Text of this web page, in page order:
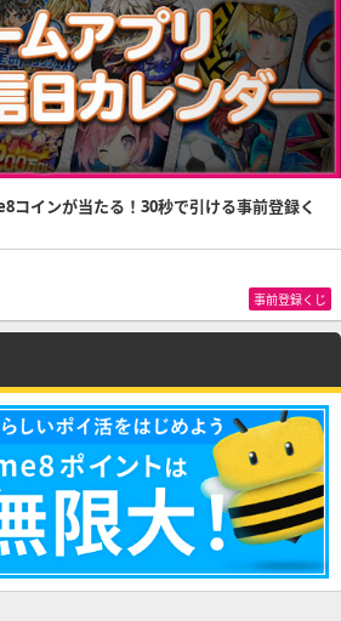
コインが当たる！30秒で引ける事前登録く
事前登録くじ